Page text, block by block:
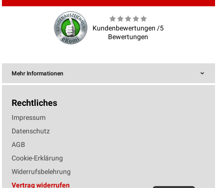
Kundenbewertungen /5
Bewertungen
Mehr Informationen
Rechtliches
Impressum
Datenschutz
AGB
Cookie-Erklärung
Widerrufsbelehrung
Vertrag widerrufen